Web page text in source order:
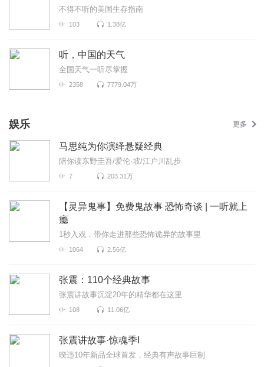
不得不听的美国生存指南
103 1.38亿
听，中国的天气
全国天气一听尽掌握
2358 7779.04万
娱乐 更多
马思纯为你演绎悬疑经典
陪你读东野圭吾/爱伦·坡/江户川乱步
7 203.31万
【灵异鬼事】免费鬼故事 恐怖奇谈 | 一听就上
瘾
1秒入戏，带你走进那些恐怖诡异的故事里
1064 2.56亿
张震：110个经典故事
张震讲故事沉淀20年的精华都在这里
108 11.06亿
张震讲故事·惊魂季I
暌违10年新品全球首发，经典有声故事巨制